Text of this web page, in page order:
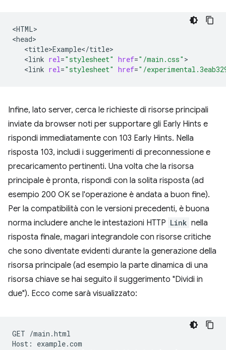
<HTML>
<link rel="stylesheet" href="/main.css"
<link rel="stylesheet" href="/
Infine, lato server, cerca le richieste di risorse principali
inviate da browser noti per supportare gli Early Hints e
rispondi immediatamente con 103 Early Hints. Nella
risposta 103, includi i suggerimenti di preconnessione e
precaricamento pertinenti. Una volta che la risorsa
principale è pronta, rispondi con la solita risposta (ad
esempio 200 OK se l'operazione è andata a buon fine).
Per la compatibilità con le versioni precedenti, è buona
norma includere anche le intestazioni HTTP Link nella
risposta finale, magari integrandole con risorse critiche
che sono diventate evidenti durante la generazione della
risorsa principale (ad esempio la parte dinamica di una
risorsa chiave se hai seguito il suggerimento "Dividi in
due"). Ecco come sarà visualizzato:
GET /main.html
Host:
example.com